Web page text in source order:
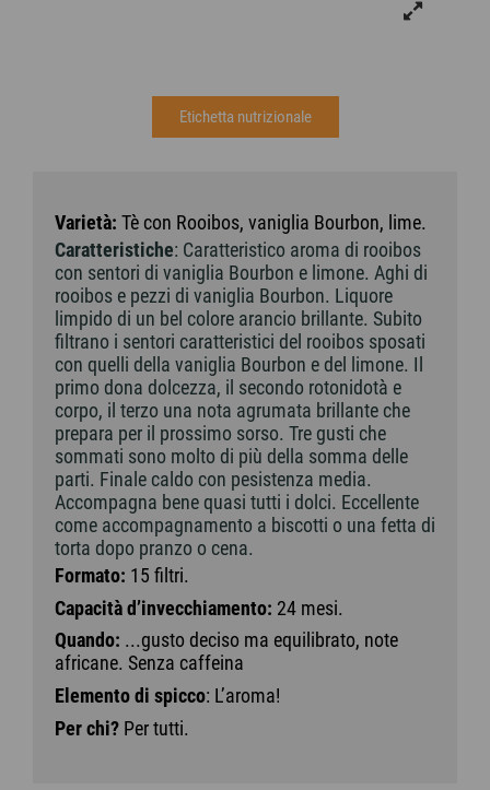
Etichetta nutrizionale
Varietà: Tè con Rooibos, vaniglia Bourbon, lime.
Caratteristiche: Caratteristico aroma di rooibos
con sentori di vaniglia Bourbon e limone. Aghi di
rooibos e pezzi di vaniglia Bourbon. Liquore
limpido di un bel colore arancio brillante. Subito
filtrano i sentori caratteristici del rooibos sposati
con quelli della vaniglia Bourbon e del limone. Il
primo dona dolcezza, il secondo rotonidotà e
corpo, il terzo una nota agrumata brillante che
prepara per il prossimo sorso. Tre gusti che
sommati sono molto di più della somma delle
parti. Finale caldo con pesistenza media.
Accompagna bene quasi tutti i dolci. Eccellente
come accompagnamento a biscotti o una fetta di
torta dopo pranzo o cena.
Formato: 15 filtri.
Capacità d’invecchiamento: 24 mesi.
Quando: ...gusto deciso ma equilibrato, note
africane. Senza caffeina
Elemento di spicco: L’aroma!
Per chi? Per tutti.